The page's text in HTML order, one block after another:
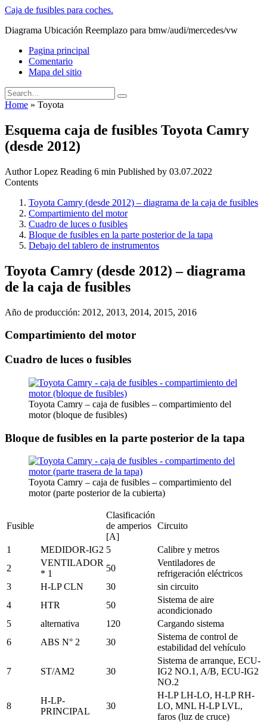
Skip
content
Caja de fusibles para coches.
Diagrama Ubicación Reemplazo para bmw/audi/mercedes/vw
Pagina principal
Comentario
Mapa del sitio
Search
for:
Home » Toyota
Esquema caja de fusibles Toyota Camry
(desde 2012)
AuthorLopez Reading 6 min Published by 03.07.2022
Contents
Toyota Camry (desde 2012) – diagrama de la caja de fusibles
Compartimiento del motor
Cuadro de luces o fusibles
Bloque de fusibles en la parte posterior de la tapa
Debajo del tablero de instrumentos
Toyota Camry (desde 2012) – diagrama
de la caja de fusibles
Año de producción: 2012, 2013, 2014, 2015, 2016
Compartimiento del motor
Cuadro de luces o fusibles
Toyota Camry – caja de fusibles – compartimiento del
motor (bloque de fusibles)
Bloque de fusibles en la parte posterior de la tapa
Toyota Camry – caja de fusibles – compartimiento del
motor (parte posterior de la cubierta)
Fusible
Clasificación
de amperios
[A]
Circuito
1 MEDIDOR-IG2 5
Calibre y metros
2
VENTILADOR
* 1
50
Ventiladores de
refrigeración eléctricos
3
H-LP CLN 30
sin circuito
4
HTR 50
Sistema de aire
acondicionado
5
alternativa 120
Cargando sistema
6
ABS N° 2 30
Sistema de control de
estabilidad del vehículo
7 ST/AM2 30
Sistema de arranque, ECU-
IG2 NO.1, A/B, ECU-IG2
NO.2
8
H-LP-
PRINCIPAL
30
H-LP LH-LO, H-LP RH-
LO, MNL H-LP LVL,
faros (luz de cruce)